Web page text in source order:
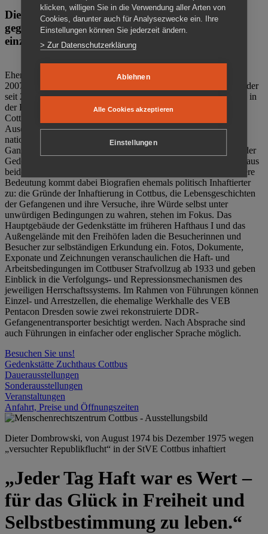
Die Gedenkstätte Zuchthaus Cottbus ist ein Ort
gegen das Vergessen. Anschaulich, nah und
einzigartig.
Ehemalige politische Häftlinge der DDR gründeten im Oktober
2007 den Verein Menschenrechtszentrum Cottbus e. V. (MRZ), der
seit 2011 Eigentümer des ehemaligen Gefängnisses (1860-2002) in
der Bautzener Straße und Träger der Gedenkstätte Zuchthaus
Cottbus ist. Im Zentrum der Arbeit der Gedenkstätte steht die
Auseinandersetzung mit politischem Unrecht während der
nationalsozialistischen Terrorherrschaft und der SED-Diktatur.
Ganzjährig zeigen mehrere Dauer- und Sonderausstellungen in der
Gedenkstätte Zuchthaus Cottbus Beispiele politischen Unrechts aus
beiden deutschen Diktaturen des 20. Jahrhunderts. Eine besondere
Bedeutung kommt dabei Biografien ehemals politisch Inhaftierter
zu: die Gründe der Inhaftierung in Cottbus, die Lebensgeschichten
der Gefangenen und ihre Versuche, ihre Würde selbst unter
unwürdigen Bedingungen zu wahren, stehen im Fokus. Das
Hauptgebäude der Gedenkstätte im früheren Hafthaus I und das
Außengelände mit den Freihöfen laden die Besucherinnen und
Besucher zur selbständigen Erkundung ein. Fotos, Dokumente,
Exponate und Zeichnungen veranschaulichen die Haft- und
Arbeitsbedingungen im Cottbuser Strafvollzug ab 1933 und geben
Einblick in die Verfolgungs- und Repressionsmechanismen des
jeweiligen Herrschaftssystems. Im Rahmen von Führungen können
Einzel- und Arrestzellen, die ehemalige Werkhalle des VEB
Pentacon Dresden sowie zwei rekonstruierte DDR-
Gefangenentransporter besichtigt werden. Nach Absprache sind
auch Führungen in einfacher oder englischer Sprache möglich.
Besuchen Sie uns!
Gedenkstätte Zuchthaus Cottbus
Dauerausstellungen
Sonderausstellungen
Veranstaltungen
Anfahrt, Preise und Öffnungszeiten
Dieter Dombrowski, von August 1974 bis Dezember 1975 wegen
„versuchter Republikflucht“ in der StVE Cottbus inhaftiert
„Jeder Tag Haft war es Wert –
für das Glück in Freiheit und
Selbstbestimmung zu leben.“
klicken, willigen Sie in die Verwendung aller Arten von
Cookies, darunter auch für Analysezwecke ein. Ihre
Einstellungen können Sie jederzeit ändern.
> Zur Datenschutzerklärung
Ablehnen
Alle Cookies akzeptieren
Einstellungen